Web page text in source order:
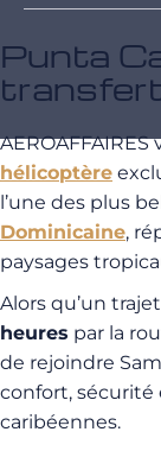
Punta
hélicoptère
l’une des plus
Dominicaine,
paysages
Alors qu’un
heures par la
de rejoindre
confort, sécurité
caribéennes.